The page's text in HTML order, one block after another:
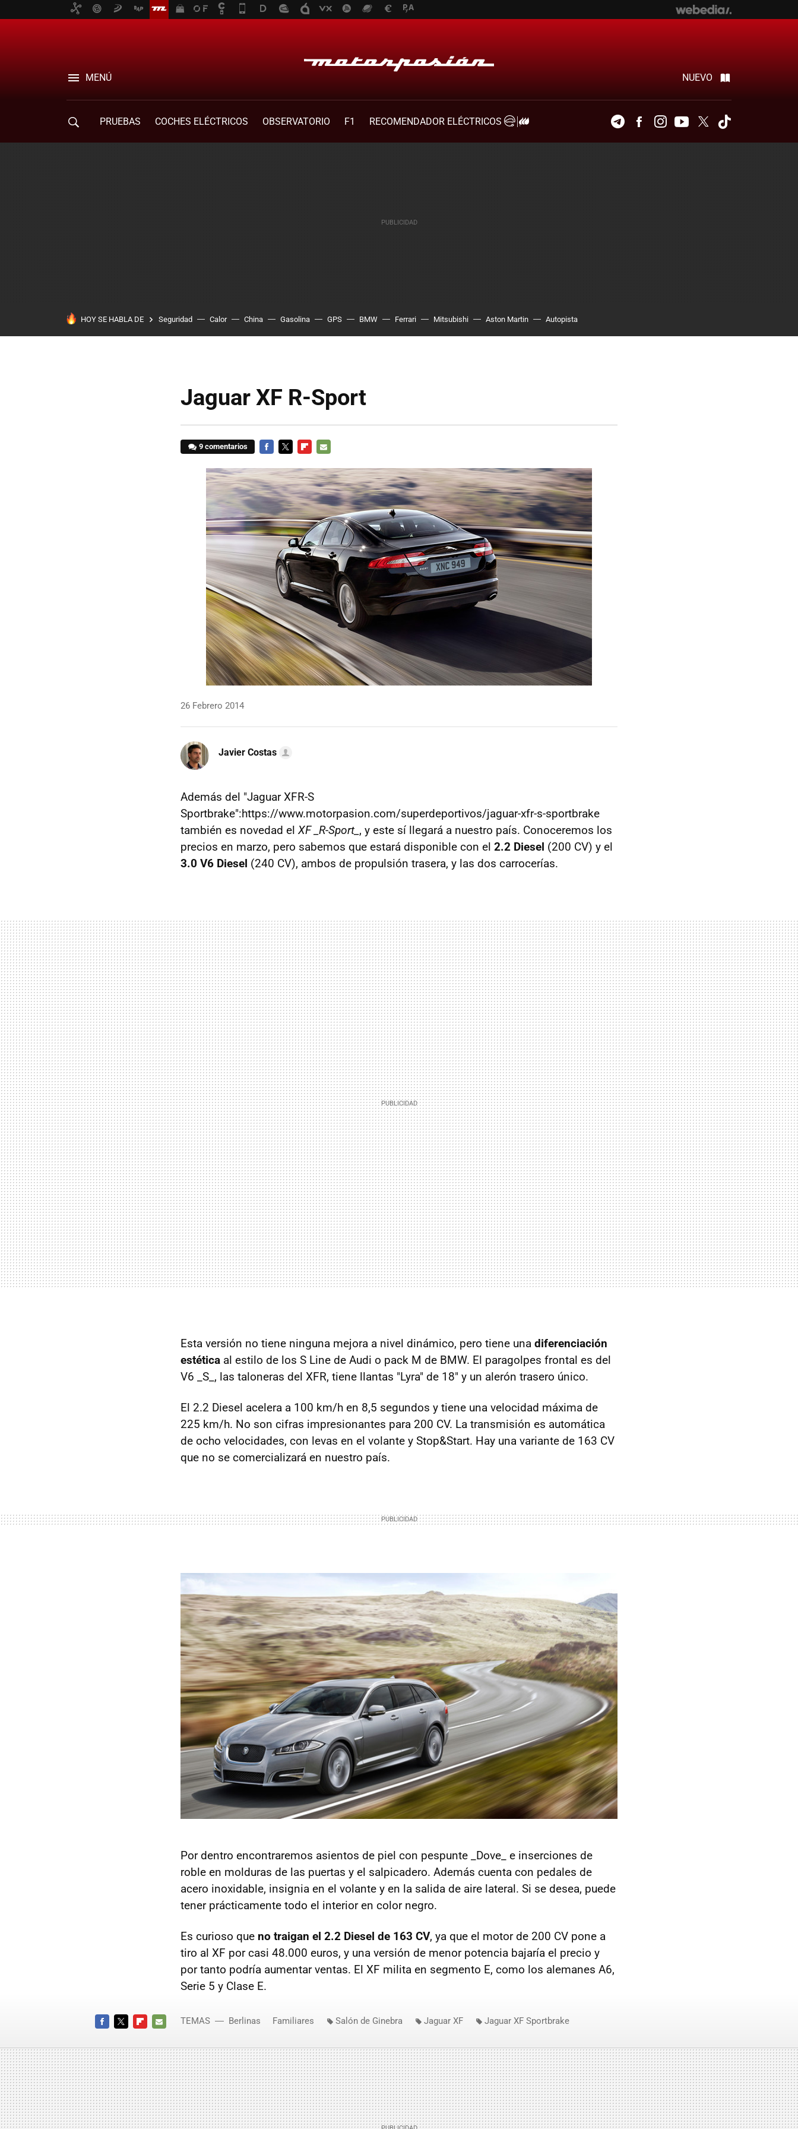
MENÚ NUEVO
PRUEBAS COCHES ELÉCTRICOS OBSERVATORIO F1
RECOMENDADOR ELÉCTRICOS
TelegramFacebookInstagramYoutubeTwitter
HOY SE HABLA DE Seguridad Calor China Gasolina GPS BMW Ferrari Mitsubishi Aston Martin Autopista
Jaguar XF R-Sport
9 comentarios
MAIL
26 Febrero 2014
Javier Costas
Además del "Jaguar XFR-S
Sportbrake":https://www.motorpasion.com/superdeportivos/jaguar-xfr-s-sportbrake
también es novedad elXF _R-Sport_ , y este sí llegará a nuestro país. Conoceremos los
precios en marzo, pero sabemos que estará disponible con el 2.2 Diesel (200 CV) y el
3.0 V6 Diesel (240 CV), ambos de propulsión trasera, y las dos carrocerías.
Esta versión no tiene ninguna mejora a nivel dinámico, pero tiene una diferenciación
estética al estilo de los S Line de Audi o pack M de BMW. El paragolpes frontal es del
V6 _S_, las taloneras del XFR, tiene llantas "Lyra" de 18" y un alerón trasero único.
El 2.2 Diesel acelera a 100 km/h en 8,5 segundos y tiene una velocidad máxima de
225 km/h. No son cifras impresionantes para 200 CV. La transmisión es automática
de ocho velocidades, con levas en el volante y Stop&Start. Hay una variante de 163 CV
que no se comercializará en nuestro país.
Por dentro encontraremos asientos de piel con pespunte _Dove_ e inserciones de
roble en molduras de las puertas y el salpicadero. Además cuenta con pedales de
acero inoxidable, insignia en el volante y en la salida de aire lateral. Si se desea, puede
tener prácticamente todo el interior en color negro.
Es curioso que no traigan el 2.2 Diesel de 163 CV, ya que el motor de 200 CV pone a
tiro al XF por casi 48.000 euros, y una versión de menor potencia bajaría el precio y
por tanto podría aumentar ventas. El XF milita en segmento E, como los alemanes A6,
Serie 5 y Clase E.
MAIL
TEMAS Berlinas Familiares Salón de Ginebra Jaguar XF Jaguar XF Sportbrake